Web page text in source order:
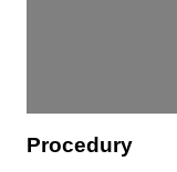
Procedury